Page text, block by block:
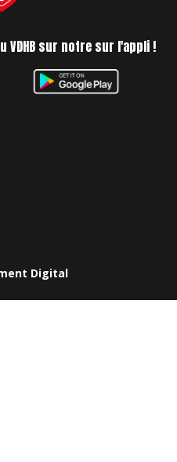
VDHB sur notre sur l'appli !
Digital